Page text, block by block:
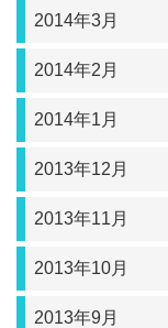
2014年3月
2014年2月
2014年1月
2013年12月
2013年11月
2013年10月
2013年9月